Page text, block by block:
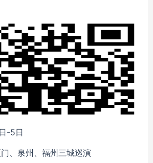
-5日
、泉州、福州三城巡演